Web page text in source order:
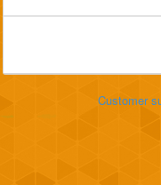
Customer